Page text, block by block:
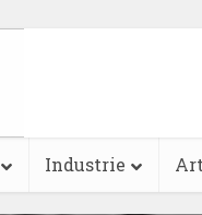
Industrie